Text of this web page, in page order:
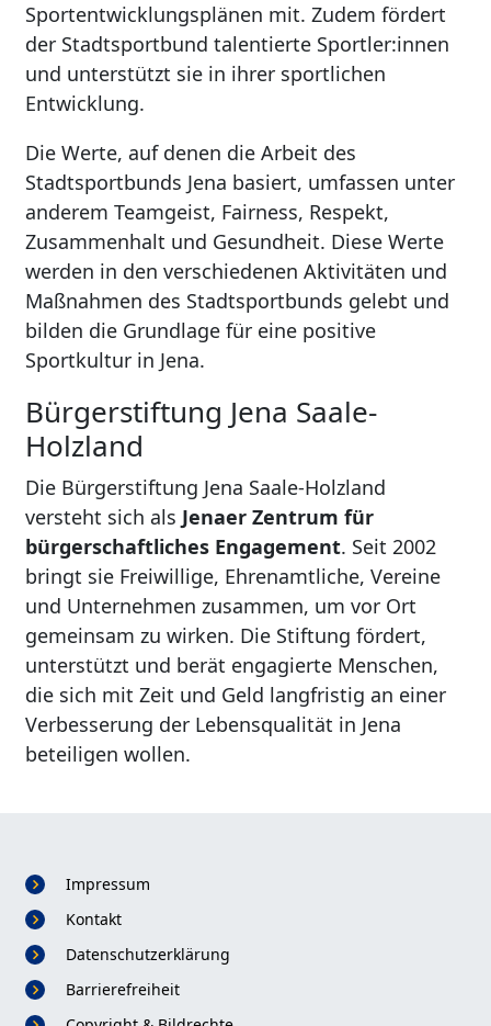
Sportentwicklungsplänen mit. Zudem fördert
der Stadtsportbund talentierte Sportler:innen
und unterstützt sie in ihrer sportlichen
Entwicklung.
Die Werte, auf denen die Arbeit des
Stadtsportbunds Jena basiert, umfassen unter
anderem Teamgeist, Fairness, Respekt,
Zusammenhalt und Gesundheit. Diese Werte
werden in den verschiedenen Aktivitäten und
Maßnahmen des Stadtsportbunds gelebt und
bilden die Grundlage für eine positive
Sportkultur in Jena.
Bürgerstiftung Jena Saale-
Holzland
Die Bürgerstiftung Jena Saale-Holzland
versteht sich als Jenaer Zentrum für
bürgerschaftliches Engagement. Seit 2002
bringt sie Freiwillige, Ehrenamtliche, Vereine
und Unternehmen zusammen, um vor Ort
gemeinsam zu wirken. Die Stiftung fördert,
unterstützt und berät engagierte Menschen,
die sich mit Zeit und Geld langfristig an einer
Verbesserung der Lebensqualität in Jena
beteiligen wollen.
Fußzeile
Impressum
Kontakt
Datenschutzerklärung
Barrierefreiheit